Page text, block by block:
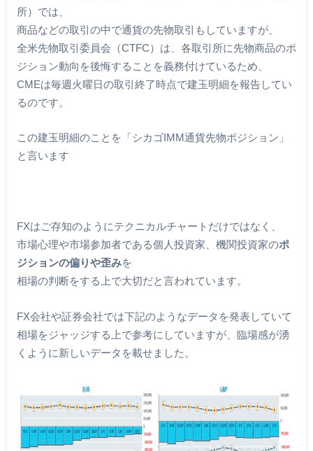
所）では、
商品などの取引の中で通貨の先物取引もしていますが、
全米先物取引委員会（CTFC）は、各取引所に先物商品のポ
ジション動向を後悔することを義務付けているため、
CMEは毎週火曜日の取引終了時点で建玉明細を報告してい
るのです。
この建玉明細のことを「シカゴIMM通貨先物ポジション」
と言います
FXはご存知のようにテクニカルチャートだけではなく、
市場心理や市場参加者である個人投資家、機関投資家のポ
ジションの偏りや歪みを
相場の判断をする上で大切だと言われています。
FX会社や証券会社では下記のようなデータを発表していて
相場をジャッジする上で参考にしていますが、臨場感が湧
くように新しいデータを載せました。